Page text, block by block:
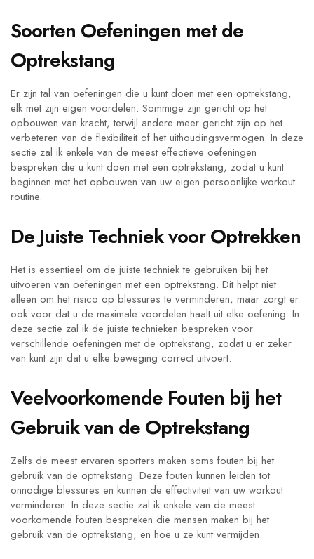
Soorten Oefeningen met de
Optrekstang
Er zijn tal van oefeningen die u kunt doen met een optrekstang,
elk met zijn eigen voordelen. Sommige zijn gericht op het
opbouwen van kracht, terwijl andere meer gericht zijn op het
verbeteren van de flexibiliteit of het uithoudingsvermogen. In deze
sectie zal ik enkele van de meest effectieve oefeningen
bespreken die u kunt doen met een optrekstang, zodat u kunt
beginnen met het opbouwen van uw eigen persoonlijke workout
routine.
De Juiste Techniek voor Optrekken
Het is essentieel om de juiste techniek te gebruiken bij het
uitvoeren van oefeningen met een optrekstang. Dit helpt niet
alleen om het risico op blessures te verminderen, maar zorgt er
ook voor dat u de maximale voordelen haalt uit elke oefening. In
deze sectie zal ik de juiste technieken bespreken voor
verschillende oefeningen met de optrekstang, zodat u er zeker
van kunt zijn dat u elke beweging correct uitvoert.
Veelvoorkomende Fouten bij het
Gebruik van de Optrekstang
Zelfs de meest ervaren sporters maken soms fouten bij het
gebruik van de optrekstang. Deze fouten kunnen leiden tot
onnodige blessures en kunnen de effectiviteit van uw workout
verminderen. In deze sectie zal ik enkele van de meest
voorkomende fouten bespreken die mensen maken bij het
gebruik van de optrekstang, en hoe u ze kunt vermijden.